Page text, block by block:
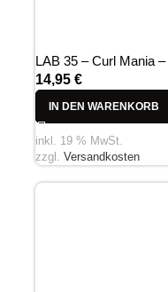
LAB 35 – Curl Mania
14,95 €
IN DEN WARENKORB
inkl. 19 % MwSt.
zzgl. Versandkosten